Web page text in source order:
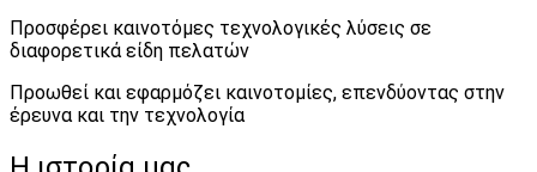
Προσφέρει καινοτόμες τεχνολογικές λύσεις σε
διαφορετικά είδη πελατών
Προωθεί και εφαρμόζει καινοτομίες, επενδύοντας στην
έρευνα και την τεχνολογία